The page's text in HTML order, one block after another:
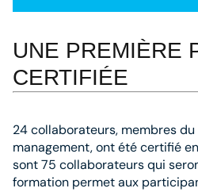
UNE PREMIÈRE
CERTIFIÉE
24 collaborateurs, membres
management, ont été certifié
sont 75 collaborateurs qui
formation permet aux